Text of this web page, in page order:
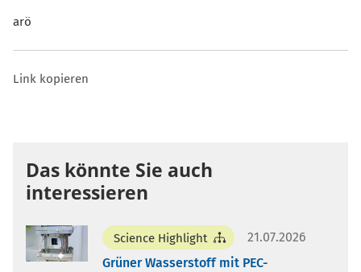
arö
Link kopieren
Das könnte Sie auch
interessieren
Science Highlight
21.07.2026
Grüner Wasserstoff mit PEC-